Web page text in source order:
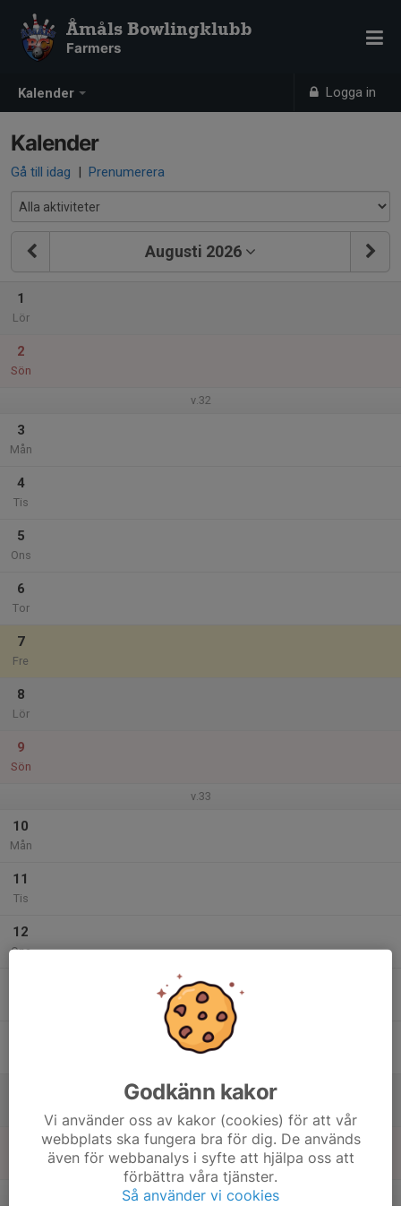
Kalender Logga in
Åmåls Bowlingklubb
Farmers
Kalender
Gå till idag | Prenumerera
Augusti 2026
1
Lör
2
Sön
v.32
3
Mån
4
Tis
5
Ons
6
Tor
7
Fre
8
Lör
9
Sön
v.33
10
Mån
11
Tis
12
Ons
v.34
Godkänn kakor
Vi använder oss av kakor (cookies) för att vår
webbplats ska fungera bra för dig. De används
även för webbanalys i syfte att hjälpa oss att
förbättra våra tjänster.
Så använder vi cookies